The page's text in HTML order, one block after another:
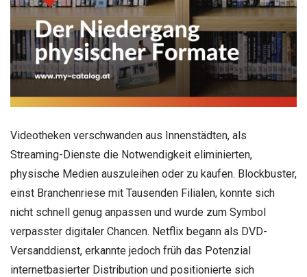
Videotheken verschwanden aus Innenstädten, als
Streaming-Dienste die Notwendigkeit eliminierten,
physische Medien auszuleihen oder zu kaufen. Blockbuster,
einst Branchenriese mit Tausenden Filialen, konnte sich
nicht schnell genug anpassen und wurde zum Symbol
verpasster digitaler Chancen. Netflix begann als DVD-
Versanddienst, erkannte jedoch früh das Potenzial
internetbasierter Distribution und positionierte sich